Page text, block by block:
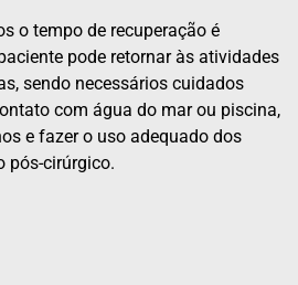
o tempo de recuperação é
pode retornar às atividades
sendo necessários cuidados
com água do mar ou piscina,
e fazer o uso adequado dos
pós-cirúrgico.